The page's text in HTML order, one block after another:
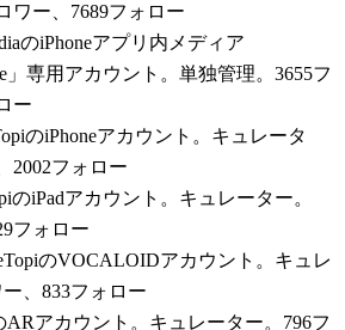
ワー、7689フォロー
のiPhoneアプリ内メディア
」専用アカウント。単独管理。3655フ
ー
のiPhoneアカウント。キュレータ
2002フォロー
のiPadアカウント。キュレーター。
フォロー
のVOCALOIDアカウント。キュレ
、833フォロー
ARアカウント。キュレーター。796フ